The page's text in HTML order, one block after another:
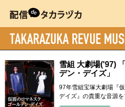
雪組 大劇場('97)
デン・デイズ」
97年雪組宝塚大劇場『
デイズ』の貴重な音源